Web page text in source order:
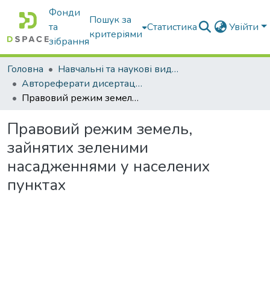
Фонди
та
зібрання
Пошук за
критеріями
Статистика Увійти
Головна
Навчальні та наукові видання
Автореферати дисертацій та дисертації
Правовий режим земель, зайнятих зеленими насадженнями у населених пунктах
Правовий режим земель,
зайнятих зеленими
насадженнями у населених
пунктах